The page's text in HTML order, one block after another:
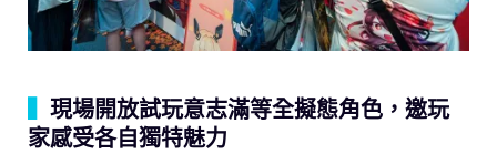
現場開放試玩意志滿等全擬態角色，邀玩
家感受各自獨特魅力